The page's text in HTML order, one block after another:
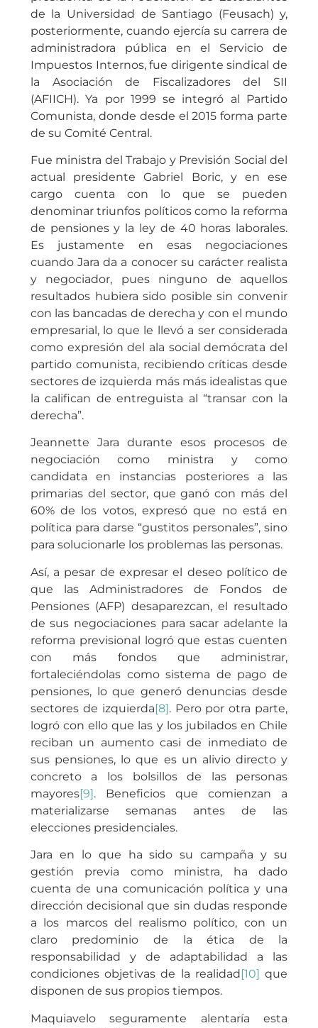
de la Universidad de Santiago (Feusach) y,
posteriormente, cuando ejercía su carrera de
administradora pública en el Servicio de
Impuestos Internos, fue dirigente sindical de
la Asociación de Fiscalizadores del SII
(AFIICH). Ya por 1999 se integró al Partido
Comunista, donde desde el 2015 forma parte
de su Comité Central.
Fue ministra del Trabajo y Previsión Social del
actual presidente Gabriel Boric, y en ese
cargo cuenta con lo que se pueden
denominar triunfos políticos como la reforma
de pensiones y la ley de 40 horas laborales.
Es justamente en esas negociaciones
cuando Jara da a conocer su carácter realista
y negociador, pues ninguno de aquellos
resultados hubiera sido posible sin convenir
con las bancadas de derecha y con el mundo
empresarial, lo que le llevó a ser considerada
como expresión del ala social demócrata del
partido comunista, recibiendo críticas desde
sectores de izquierda más más idealistas que
la califican de entreguista al “transar con la
derecha”.
Jeannette Jara durante esos procesos de
negociación como ministra y como
candidata en instancias posteriores a las
primarias del sector, que ganó con más del
60% de los votos, expresó que no está en
política para darse “gustitos personales”, sino
para solucionarle los problemas las personas.
Así, a pesar de expresar el deseo político de
que las Administradores de Fondos de
Pensiones (AFP) desaparezcan, el resultado
de sus negociaciones para sacar adelante la
reforma previsional logró que estas cuenten
con más fondos que administrar,
fortaleciéndolas como sistema de pago de
pensiones, lo que generó denuncias desde
sectores de izquierda[8]. Pero por otra parte,
logró con ello que las y los jubilados en Chile
reciban un aumento casi de inmediato de
sus pensiones, lo que es un alivio directo y
concreto a los bolsillos de las personas
mayores[9]. Beneficios que comienzan a
materializarse semanas antes de las
elecciones presidenciales.
Jara en lo que ha sido su campaña y su
gestión previa como ministra, ha dado
cuenta de una comunicación política y una
dirección decisional que sin dudas responde
a los marcos del realismo político, con un
claro predominio de la ética de la
responsabilidad y de adaptabilidad a las
condiciones objetivas de la realidad [10] que
disponen de sus propios tiempos.
Maquiavelo seguramente alentaría esta